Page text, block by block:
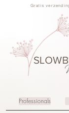
Gratis
Professionals